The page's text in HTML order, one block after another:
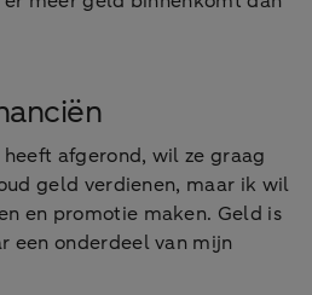
afgerond, wil ze graag
geld verdienen, maar ik wil
en promotie maken. Geld is
een onderdeel van mijn